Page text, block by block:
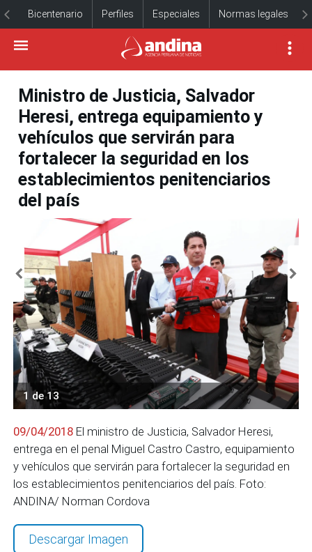
Bicentenario Perfiles Especiales Normas legales
Ministro de Justicia, Salvador
Heresi, entrega equipamiento y
vehículos que servirán para
fortalecer la seguridad en los
establecimientos penitenciarios
del país
1 de 13
09/04/2018 El ministro de Justicia, Salvador Heresi,
entrega en el penal Miguel Castro Castro, equipamiento
y vehículos que servirán para fortalecer la seguridad en
los establecimientos penitenciarios del país. Foto:
ANDINA/ Norman Cordova
Descargar Imagen